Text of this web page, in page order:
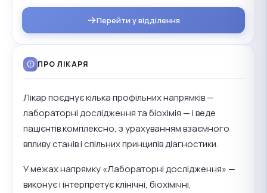
Перейти у відділення
ПРО ЛІКАРЯ
Лікар поєднує кілька профільних напрямків —
лабораторні дослідження та біохімія — і веде
пацієнтів комплексно, з урахуванням взаємного
впливу станів і спільних принципів діагностики.
У межах напрямку «Лабораторні дослідження» —
виконує і інтерпретує клінічні, біохімічні,